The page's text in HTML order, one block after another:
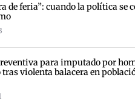
de feria”: cuando la política se
para imputado por
violenta balacera en